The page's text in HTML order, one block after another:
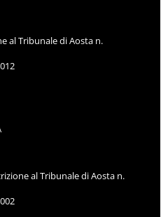
al Tribunale di Aosta n.
al Tribunale di Aosta n.